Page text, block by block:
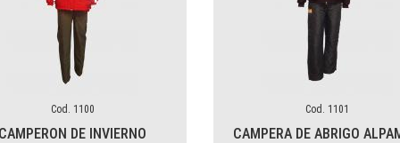
Cod. 1100
CAMPERON DE INVIERNO
Cod. 1101
CAMPERA DE ABRIGO